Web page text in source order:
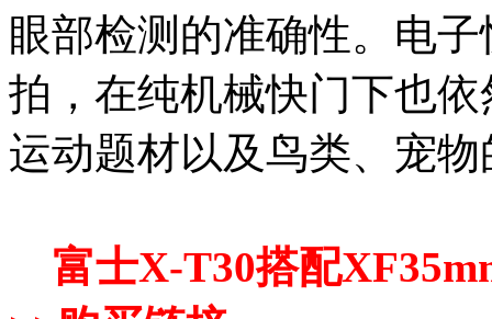
眼部检测的准确性。电
拍，在纯机械快门下也
运动题材以及鸟类、宠
富士X-T30搭配